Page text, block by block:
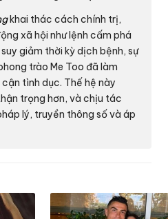
khai thác cách chính trị,
xã hội như lệnh cấm phá
giảm thời kỳ dịch bệnh, sự
trào Me Too đã làm
tình dục. Thế hệ này
trọng hơn, và chịu tác
lý, truyền thông số và áp